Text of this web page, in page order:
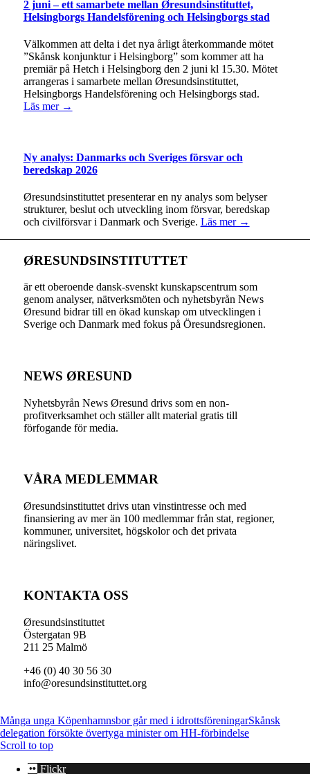
2 juni – ett samarbete mellan Øresundsinstituttet,
Helsingborgs Handelsförening och Helsingborgs stad
Välkommen att delta i det nya årligt återkommande mötet
”Skånsk konjunktur i Helsingborg” som kommer att ha
premiär på Hetch i Helsingborg den 2 juni kl 15.30. Mötet
arrangeras i samarbete mellan Øresundsinstituttet,
Helsingborgs Handelsförening och Helsingborgs stad.
Läs mer →
Ny analys: Danmarks och Sveriges försvar och
beredskap 2026
Øresundsinstituttet presenterar en ny analys som belyser
strukturer, beslut och utveckling inom försvar, beredskap
och civilförsvar i Danmark och Sverige. Läs mer →
ØRESUNDSINSTITUTTET
är ett oberoende dansk-svenskt kunskapscentrum som
genom analyser, nätverksmöten och nyhetsbyrån News
Øresund bidrar till en ökad kunskap om utvecklingen i
Sverige och Danmark med fokus på Öresundsregionen.
NEWS ØRESUND
Nyhetsbyrån News Øresund drivs som en non-
profitverksamhet och ställer allt material gratis till
förfogande för media.
VÅRA MEDLEMMAR
Øresundsinstituttet drivs utan vinst­intresse och med
finansiering av mer än 100 medlemmar från stat, regioner,
kommuner, universitet, högskolor och det privata
näringslivet.
KONTAKTA OSS
Øresundsinstituttet
Östergatan 9B
211 25 Malmö
+46 (0) 40 30 56 30
info@oresundsinstituttet.org
Många unga Köpenhamnsbor går med i idrottsföreningarSkånsk
delegation försökte övertyga minister om HH-förbindelse
Scroll to top
Flickr